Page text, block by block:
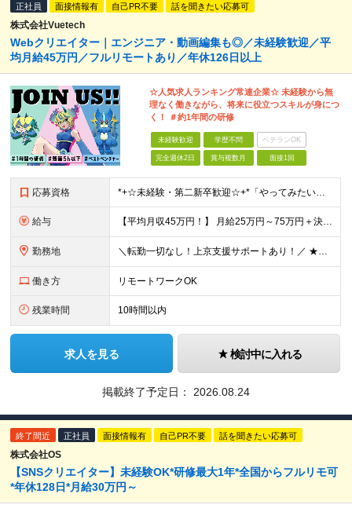
正社員 面接情報有 自己PR不要 話を聞きたい応募可
株式会社Vuetech
Webクリエイター｜エンジニア・動画編集も◎／未経験歓迎／平
均月給45万円／フルリモートあり／年休126日以上
☆人気求人ランキング常連企業☆ 未経験から無
理なく働きながら、将来に役立つスキルが身につ
く！ ＃約1年間の研修
未経験歓迎 学歴不問 ベテランOK
完全週休2日 賞与複数月 面接1回
応募資格 *+☆未経験・第⼆新卒歓迎☆+*「やってみたい」で挑戦OK◎ ⼿に職をつけて憧れのWeb業界へ♪ 「 スキルに自信がない・・・ 」 「 デザイナーやエンジニアは興味あるけどよくわからない・・・ 」
給与 【平均月収45万円！】 月給25万円～75万円＋決算賞与＋インセンティブ 【研修期間中】 ⽉給22.1万円〜30万円＋インセンティブ ＼年収400万円UPの事例も多数！／ 【デビュー1年目】 ⽉給
勤務地 ＼転勤一切なし！上京支援サポートあり！／ ★リモートワークも可！／希望を考慮★ 全国、⼀都三県、関東、中部、関⻄、中国、九州など多数 【本社】東京都新宿区新宿1-19-10 サンモールクレスト5F
働き方 リモートワークOK
残業時間 10時間以内
求人を見る 検討中に入れる
掲載終了予定日： 2026.08.24
終了間近 正社員 面接情報有 自己PR不要 話を聞きたい応募可
株式会社OS
【SNSクリエイター】未経験OK*研修最大1年*全国からフルリモ可
*年休128日*月給30万円～